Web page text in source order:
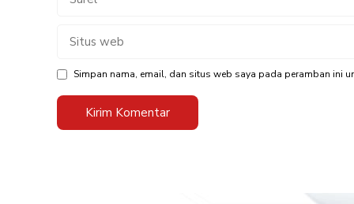
Situs
Simpan nama, email, dan situs web saya pada peramban ini